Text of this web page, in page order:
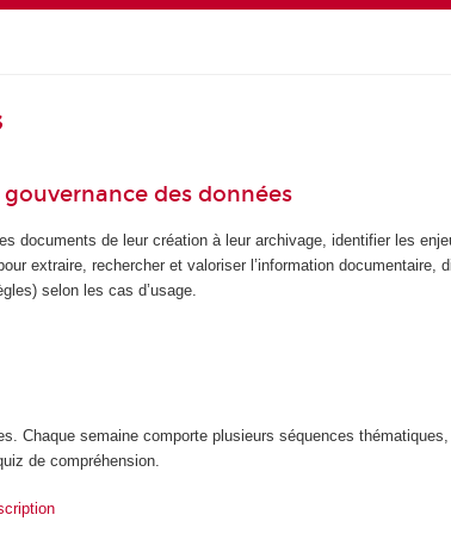
des données
documents de leur création à leur archivage, identifier les
extraire, rechercher et valoriser l’information documentaire,
selon les cas d’usage.
Chaque semaine comporte plusieurs séquences
de compréhension.